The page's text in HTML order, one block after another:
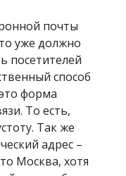
почты
уже должно
посетителей
способ
форма
То есть,
Так же
адрес –
Москва, хотя